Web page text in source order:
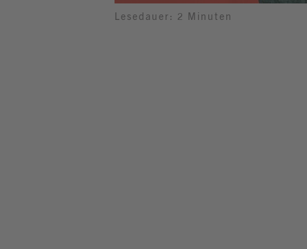
Lesedauer: 2 Minuten